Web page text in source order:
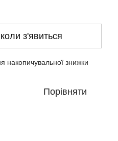
з'явиться
накопичувальної знижки
Порівняти